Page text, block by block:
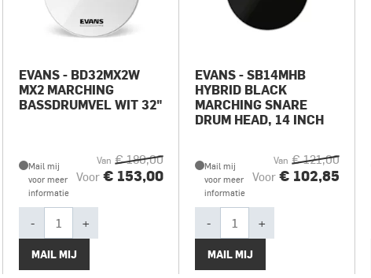
EVANS - BD32MX2W
MX2 MARCHING
BASSDRUMVEL WIT 32"
Mail mij
voor meer
informatie
Van € 180,00
Voor€ 153,00
- +
MAIL MIJ
EVANS - SB14MHB
HYBRID BLACK
MARCHING SNARE
DRUM HEAD, 14 INCH
Mail mij
voor meer
informatie
Van € 121,00
Voor€ 102,85
- +
MAIL MIJ